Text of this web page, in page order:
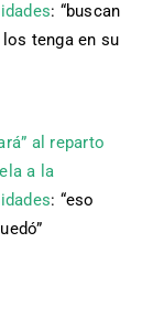
: “buscan
tenga en su
al reparto
a la
: “eso
”